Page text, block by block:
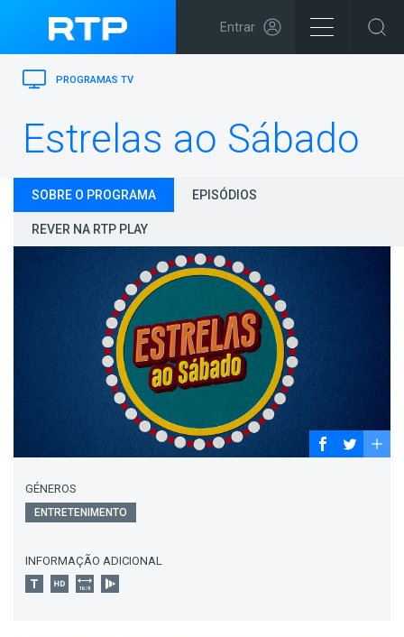
Entrar
PROGRAMAS TV
Estrelas ao Sábado
SOBRE O PROGRAMA EPISÓDIOS
REVER NA RTP PLAY
GÉNEROS
ENTRETENIMENTO
INFORMAÇÃO ADICIONAL